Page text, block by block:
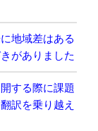
地域差はある
がありました
する際に課題
訳を乗り越え